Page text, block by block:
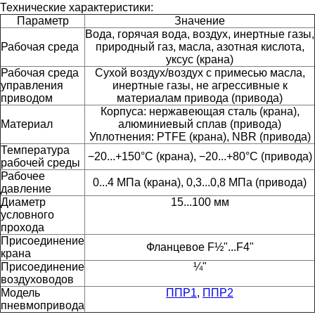
Технические характеристики:
Параметр
Значение
Рабочая среда
Вода, горячая вода, воздух, инертные газы,
природный газ, масла, азотная кислота,
уксус (крана)
Рабочая среда
управления
приводом
Сухой воздух/воздух с примесью масла,
инертные газы, не агрессивные к
материалам привода (привода)
Материал
Корпуса: нержавеющая сталь (крана),
алюминиевый сплав (привода)
Уплотнения: PTFE (крана), NBR (привода)
Температура
рабочей среды
−20...+150°С (крана), −20...+80°С (привода)
Рабочее
давление
0...4 МПа (крана), 0,3...0,8 МПа (привода)
Диаметр
условного
прохода
15...100 мм
Присоединение
крана
Фланцевое F½"...F4"
Присоединение
воздуховодов
¼"
Модель
пневмопривода
ППР1, ППР2